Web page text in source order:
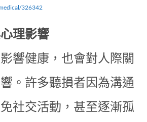
326342
理影響
響健康，也會對人際關
。許多聽損者因為溝通
社交活動，甚至逐漸孤